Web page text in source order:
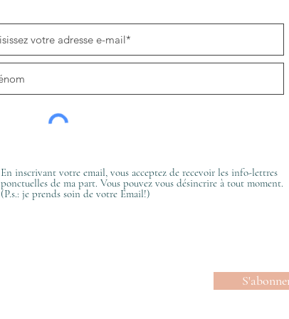
En inscrivant votre email, vous acceptez de recevoir les info-lettres
ponctuelles de ma part. Vous pouvez vous désincrire à tout moment.
(P.s.: je prends soin de votre Email!)